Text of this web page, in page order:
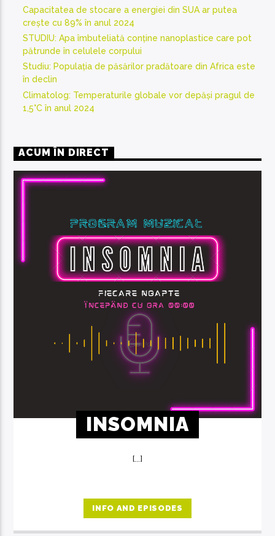
Capacitatea de stocare a energiei din SUA ar putea
crește cu 89% în anul 2024
STUDIU: Apa îmbuteliată conține nanoplastice care pot
pătrunde în celulele corpului
Studiu: Populația de păsărilor pradătoare din Africa este
în declin
Climatolog: Temperaturile globale vor depăși pragul de
1,5°C în anul 2024
ACUM ÎN DIRECT
INSOMNIA
[...]
INFO AND EPISODES